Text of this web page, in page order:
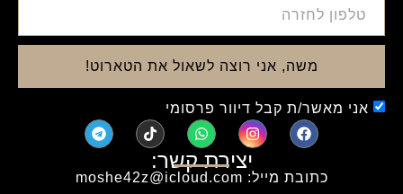
יצירת קשר:
כתובת מייל: moshe42z@icloud.com
אני מאשר/ת קבל דיוור פרסומי
משה, אני רוצה לשאול את הטארוט!